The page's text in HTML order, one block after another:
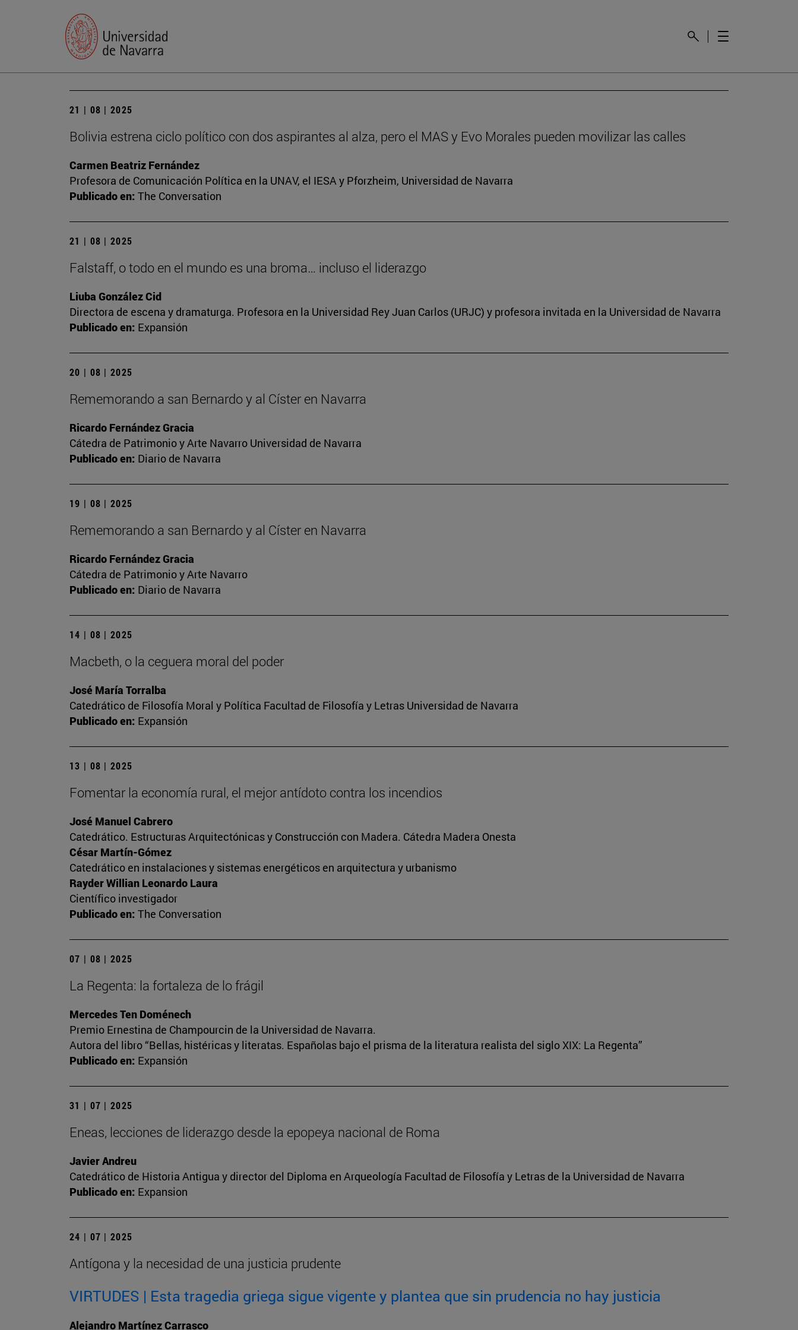
21 | 08 | 2025
Bolivia estrena ciclo político con dos aspirantes al alza, pero el MAS y Evo Morales pueden movilizar las calles
Carmen Beatriz Fernández
Profesora de Comunicación Política en la UNAV, el IESA y Pforzheim, Universidad de Navarra
Publicado en: The Conversation
21 | 08 | 2025
Falstaff, o todo en el mundo es una broma… incluso el liderazgo
Liuba González Cid
Directora de escena y dramaturga. Profesora en la Universidad Rey Juan Carlos (URJC) y profesora invitada en la Universidad de Navarra
Publicado en: Expansión
20 | 08 | 2025
Rememorando a san Bernardo y al Císter en Navarra
Ricardo Fernández Gracia
Cátedra de Patrimonio y Arte Navarro Universidad de Navarra
Publicado en: Diario de Navarra
19 | 08 | 2025
Rememorando a san Bernardo y al Císter en Navarra
Ricardo Fernández Gracia
Cátedra de Patrimonio y Arte Navarro
Publicado en: Diario de Navarra
14 | 08 | 2025
Macbeth, o la ceguera moral del poder
José María Torralba
Catedrático de Filosofía Moral y Política Facultad de Filosofía y Letras Universidad de Navarra
Publicado en: Expansión
13 | 08 | 2025
Fomentar la economía rural, el mejor antídoto contra los incendios
José Manuel Cabrero
Catedrático. Estructuras Arquitectónicas y Construcción con Madera. Cátedra Madera Onesta
César Martín-Gómez
Catedrático en instalaciones y sistemas energéticos en arquitectura y urbanismo
Rayder Willian Leonardo Laura
Científico investigador
Publicado en: The Conversation
07 | 08 | 2025
La Regenta: la fortaleza de lo frágil
Mercedes Ten Doménech
Premio Ernestina de Champourcin de la Universidad de Navarra.
Autora del libro “Bellas, histéricas y literatas. Españolas bajo el prisma de la literatura realista del siglo XIX: La Regenta”
Publicado en: Expansión
31 | 07 | 2025
Eneas, lecciones de liderazgo desde la epopeya nacional de Roma
Javier Andreu
Catedrático de Historia Antigua y director del Diploma en Arqueología Facultad de Filosofía y Letras de la Universidad de Navarra
Publicado en: Expansion
24 | 07 | 2025
Antígona y la necesidad de una justicia prudente
VIRTUDES | Esta tragedia griega sigue vigente y plantea que sin prudencia no hay justicia
Alejandro Martínez Carrasco